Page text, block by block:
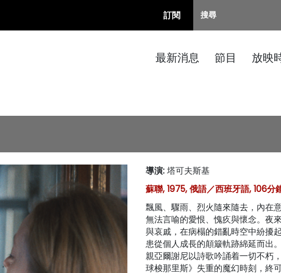
訂閱
最新消息 節目 放映
導演: 塔可夫斯基
蘇聯, 1975, 俄語／西班牙語, 106分
飄風、驟雨、烈火隨來隨去，內在
無法言喻的愛恨、愧疚與懷念。夜
與哀戚，在病榻的錯亂時空中紛擾
患從個人成長的顛簸軌跡綿延而出
親亞爾謝尼以詩歌吟誦着一切不朽
球梭那里斯》失重的魔幻時刻，終